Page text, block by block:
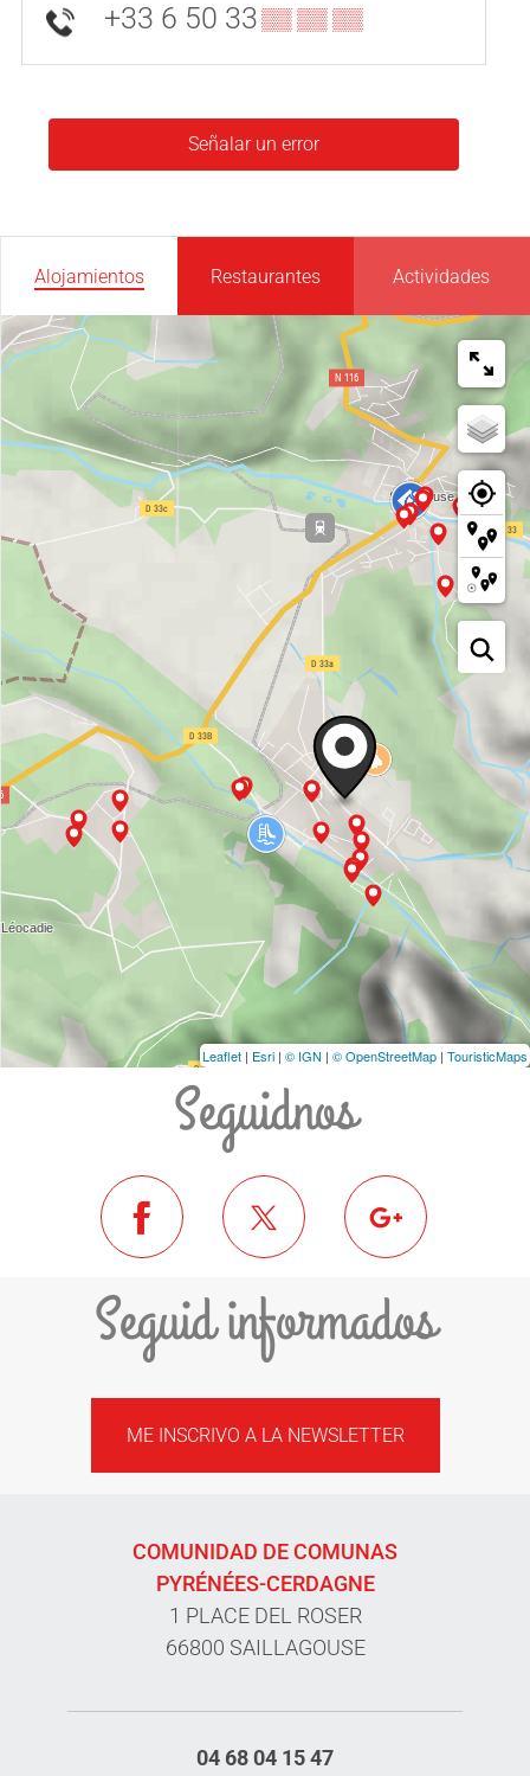
+33 6 50 33▒▒ ▒▒ ▒▒
Señalar un error
Alojamientos Restaurantes Actividades
Leaflet | Esri | © IGN | © OpenStreetMap | TouristicMaps
Seguidnos
Seguid informados
ME INSCRIVO A LA NEWSLETTER
COMUNIDAD DE COMUNAS
PYRÉNÉES-CERDAGNE
1 PLACE DEL ROSER
66800 SAILLAGOUSE
04 68 04 15 47